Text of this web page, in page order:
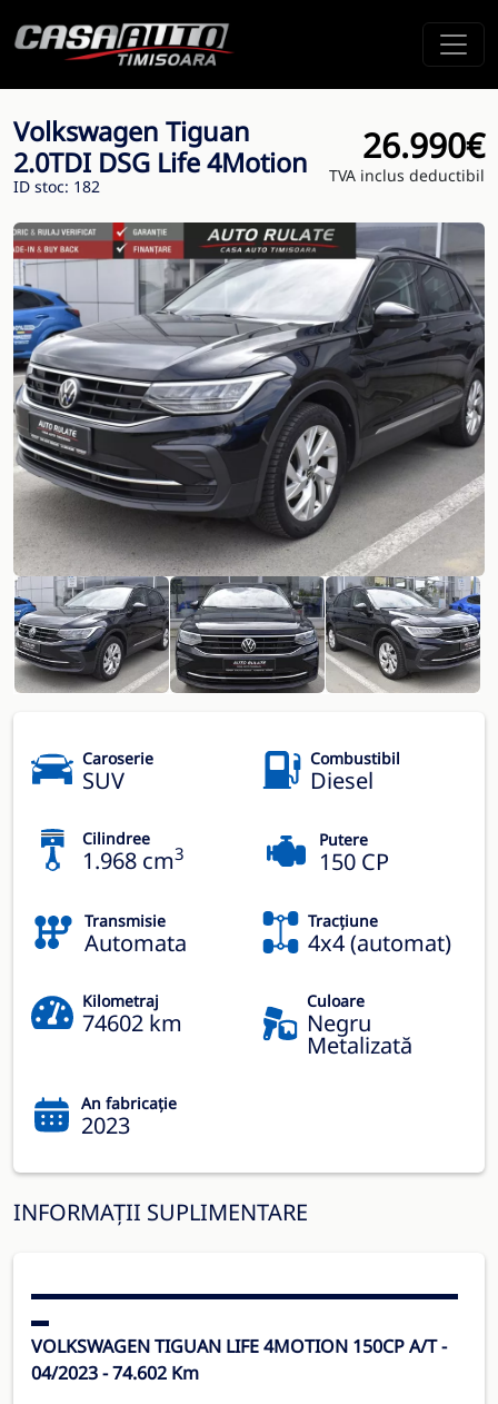
Volkswagen Tiguan
2.0TDI DSG Life 4Motion
ID stoc: 182
26.990€
TVA inclus deductibil
Caroserie
SUV
Combustibil
Diesel
Cilindree
1.968 cm3
Putere
150 CP
Transmisie
Automata
Tracțiune
4x4 (automat)
Kilometraj
74602 km
Culoare
Negru
Metalizată
An fabricație
2023
INFORMAȚII SUPLIMENTARE
▬▬▬▬▬▬▬▬▬▬▬▬▬▬▬▬▬▬▬▬▬▬▬▬
▬
VOLKSWAGEN TIGUAN LIFE 4MOTION 150CP A/T -
04/2023 - 74.602 Km